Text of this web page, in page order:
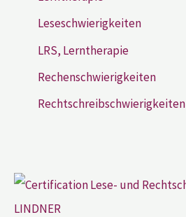
Leseschwierigkeiten
LRS, Lerntherapie
Rechenschwierigkeiten
Rechtschreibschwierigkeiten